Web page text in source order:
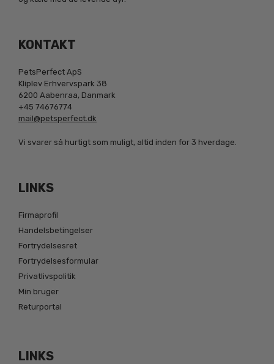
KONTAKT
PetsPerfect ApS
Kliplev Erhvervspark 38
6200 Aabenraa, Danmark
+45 74676774
mail@petsperfect.dk
Vi svarer så hurtigt som muligt, altid inden for 3 hverdage.
LINKS
Firmaprofil
Handelsbetingelser
Fortrydelsesret
Fortrydelsesformular
Privatlivspolitik
Min bruger
Returportal
LINKS